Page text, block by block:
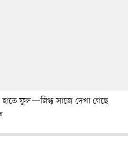
ফুল—স্নিগ্ধ সাজে দেখা গেছে